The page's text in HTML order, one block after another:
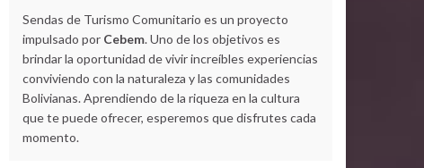
Sendas de Turismo Comunitario es un proyecto
impulsado por Cebem. Uno de los objetivos es
brindar la oportunidad de vivir increíbles experiencias
conviviendo con la naturaleza y las comunidades
Bolivianas. Aprendiendo de la riqueza en la cultura
que te puede ofrecer, esperemos que disfrutes cada
momento.